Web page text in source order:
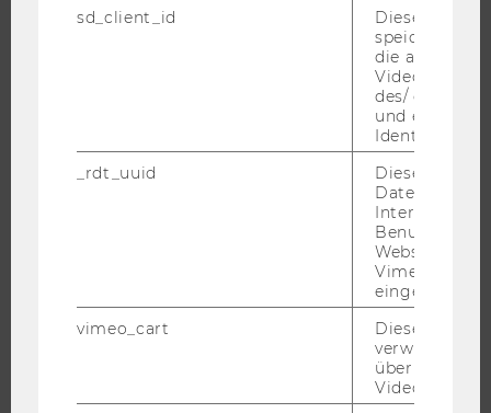
STUDIUM
DOKTORAT / PHD
INTERNATIONALE UND INCOMING EXCHANGE STUDIERENDE
ANGEBOTE FÜR SCHULEN UND STUDIENINTERESSIERTE
sd_client_id
Dieses Cookie
speichert
die aktuellen
des/ der
und einen
_rdt_uuid
Dieses
Daten über
Interaktionen
Websites, auf
Vimeo-Video
eingebettet
vimeo_cart
Dieses
verwendet,
überprüfen,
Video